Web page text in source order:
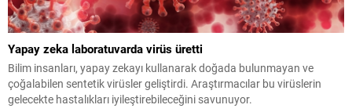
Yapay zeka laboratuvarda virüs üretti
Bilim insanları, yapay zekayı kullanarak doğada bulunmayan ve
çoğalabilen sentetik virüsler geliştirdi. Araştırmacılar bu virüslerin
gelecekte hastalıkları iyileştirebileceğini savunuyor.